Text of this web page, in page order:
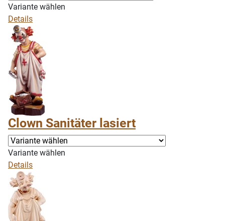
Variante wählen
Details
Clown Sanitäter lasiert
Variante wählen
Details